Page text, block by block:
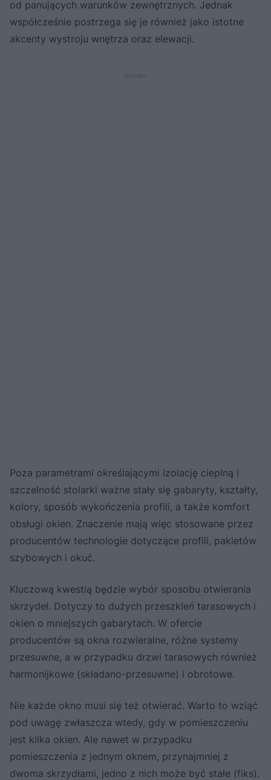
od panujących warunków zewnętrznych. Jednak
współcześnie postrzega się je również jako istotne
akcenty wystroju wnętrza oraz elewacji.
Poza parametrami określającymi izolację cieplną i
szczelność stolarki ważne stały się gabaryty, kształty,
kolory, sposób wykończenia profili, a także komfort
obsługi okien. Znaczenie mają więc stosowane przez
producentów technologie dotyczące profili, pakietów
szybowych i okuć.
Kluczową kwestią będzie wybór sposobu otwierania
skrzydeł. Dotyczy to dużych przeszkleń tarasowych i
okien o mniejszych gabarytach. W ofercie
producentów są okna rozwieralne, różne systemy
przesuwne, a w przypadku drzwi tarasowych również
harmonijkowe (składano-przesuwne) i obrotowe.
Nie każde okno musi się też otwierać. Warto to wziąć
pod uwagę zwłaszcza wtedy, gdy w pomieszczeniu
jest kilka okien. Ale nawet w przypadku
pomieszczenia z jednym oknem, przynajmniej z
dwoma skrzydłami, jedno z nich może być stałe (fiks).